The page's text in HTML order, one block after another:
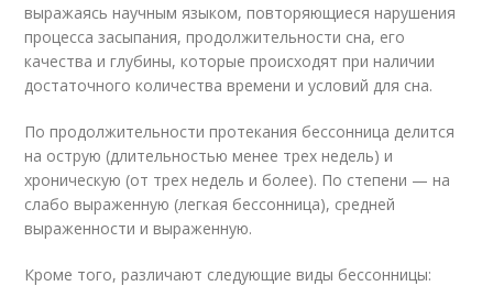
выражаясь научным языком, повторяющиеся нарушения
процесса засыпания, продолжительности сна, его
качества и глубины, которые происходят при наличии
достаточного количества времени и условий для сна.
По продолжительности протекания бессонница делится
на острую (длительностью менее трех недель) и
хроническую (от трех недель и более). По степени — на
слабо выраженную (легкая бессонница), средней
выраженности и выраженную.
Кроме того, различают следующие виды бессонницы: